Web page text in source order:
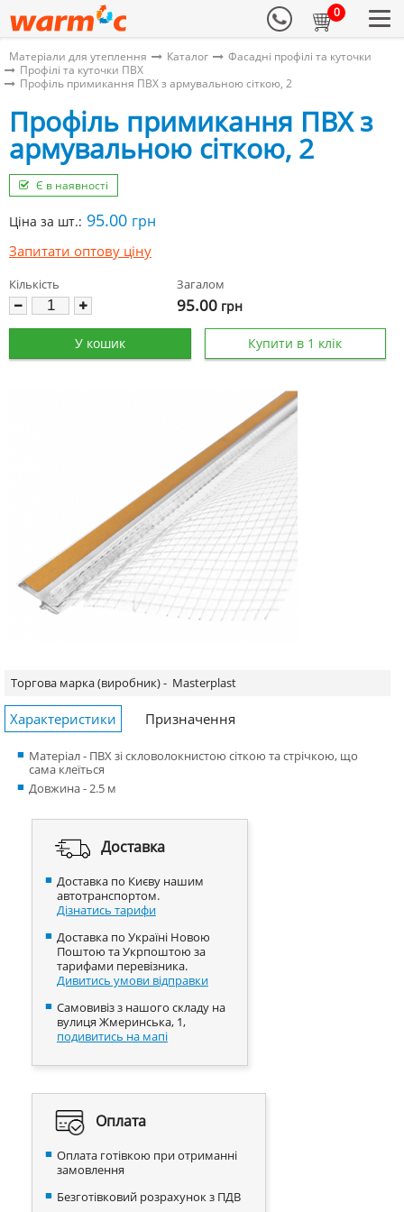
0
Матеріали для утеплення Каталог
Фасадні профілі та куточки
Профілі та куточки ПВХ
Профіль примикання ПВХ з армувальною сіткою, 2
Профіль примикання ПВХ з
армувальною сіткою, 2
Є в наявності
Ціна за шт.: 95.00 грн
Запитати оптову ціну
Кількість Загалом
95.00 грн
У кошик Купити в 1 клік
Торгова марка (виробник) - Masterplast
Характеристики Призначення
Матеріал - ПВХ зі скловолокнистою сіткою та стрічкою, що
сама клеїться
Довжина - 2.5 м
Доставка
Доставка по Києву нашим
автотранспортом.
Дізнатись тарифи
Доставка по Україні Новою
Поштою та Укрпоштою за
тарифами перевізника.
Дивитись умови відправки
Самовивіз з нашого складу на
вулиця Жмеринська, 1,
подивитись на мапі
Оплата
Оплата готівкою при отриманні
замовлення
Безготівковий розрахунок з ПДВ